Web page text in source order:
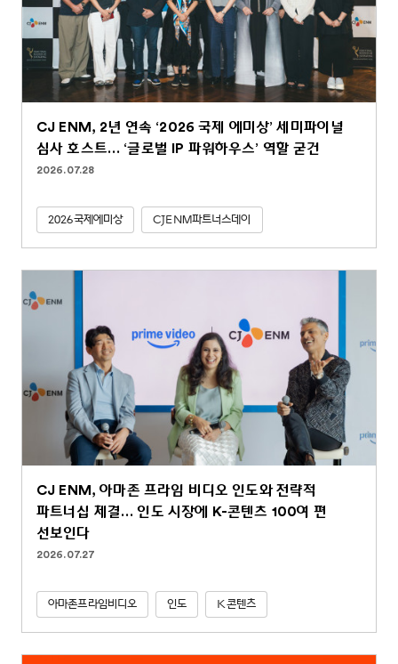
CJ ENM, 2년 연속 ‘2026 국제 에미상’ 세미파이널
심사 호스트… ‘글로벌 IP 파워하우스’ 역할 굳건
2026.07.28
2026국제에미상 CJENM파트너스데이
CJ ENM, 아마존 프라임 비디오 인도와 전략적
파트너십 체결… 인도 시장에 K-콘텐츠 100여 편
선보인다
2026.07.27
아마존프라임비디오 인도 K콘텐츠